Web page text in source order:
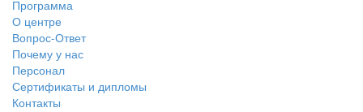
Программа
О центре
Вопрос-Ответ
Почему у нас
Персонал
Сертификаты и дипломы
Контакты